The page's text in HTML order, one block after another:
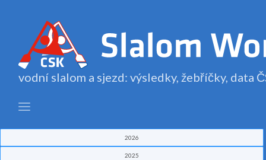
vodní slalom a sjezd: výsledky, žebříčky, data
2026
2025